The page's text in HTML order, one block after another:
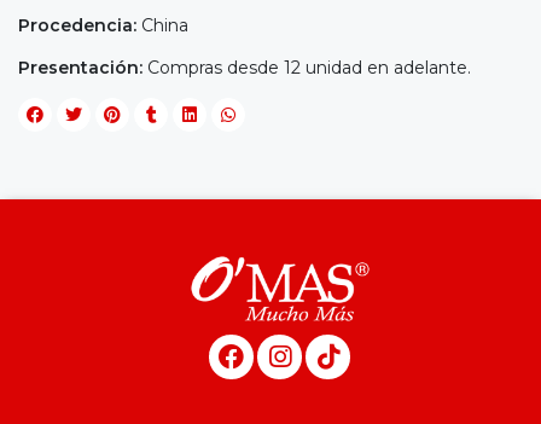
Procedencia: China
Presentación: Compras desde 12 unidad en adelante.